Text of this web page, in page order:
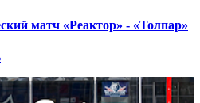
матч «Реактор» - «Толпар»